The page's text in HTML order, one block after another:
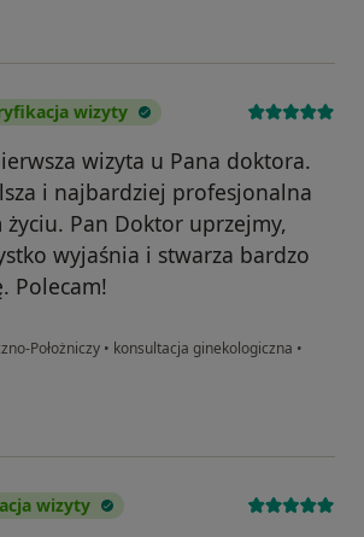
wizyty
wizyta u Pana doktora.
i najbardziej profesjonalna
Pan Doktor uprzejmy,
wyjaśnia i stwarza bardzo
Polecam!
Położniczy • konsultacja ginekologiczna •
wizyty